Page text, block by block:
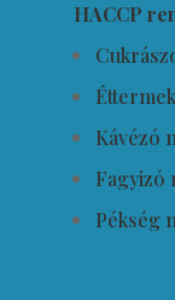
HACCP
Kávézó
Fagyizó
Pékség